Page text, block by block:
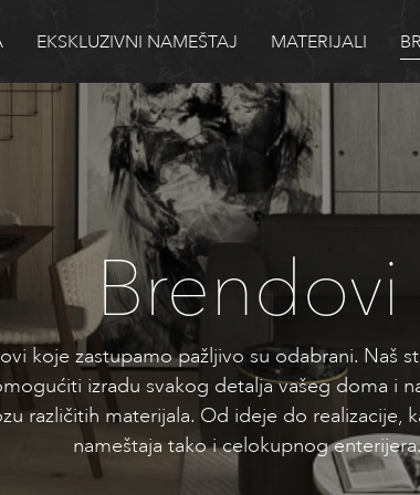
EKSKLUZIVNI NAMEŠTAJ MATERIJALI
Brendovi
koje zastupamo pažljivo su odabrani. Naš
izradu svakog detalja vašeg doma i
različitih materijala. Od ideje do realizacije,
nameštaja tako i celokupnog